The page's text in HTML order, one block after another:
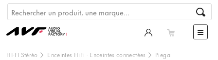
HI-FI Stéréo Enceintes HiFi - Enceintes connectées Piega